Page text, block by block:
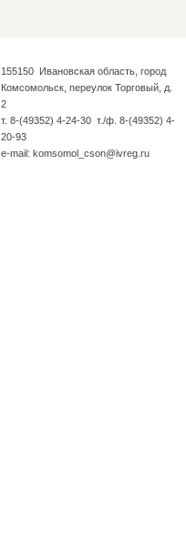
155150 Ивановская область, город
Комсомольск, переулок Торговый, д.
2
т. 8-(49352) 4-24-30 т./ф. 8-(49352) 4-
20-93
e-mail: komsomol_cson@ivreg.ru